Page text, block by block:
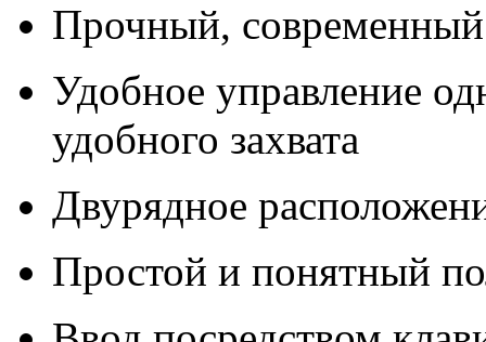
Прочный,
Удобное управление
удобного захвата
Двурядное
Простой и понятный